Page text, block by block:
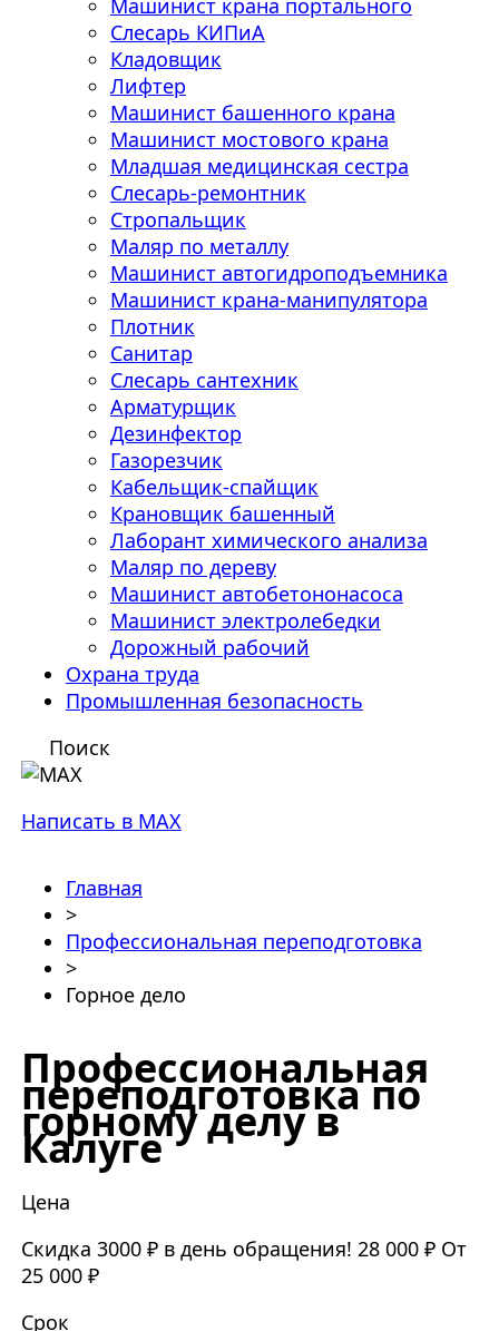
Машинист крана портального
Слесарь КИПиА
Кладовщик
Лифтер
Машинист башенного крана
Машинист мостового крана
Младшая медицинская сестра
Слесарь-ремонтник
Стропальщик
Маляр по металлу
Машинист автогидроподъемника
Машинист крана-манипулятора
Плотник
Санитар
Слесарь сантехник
Арматурщик
Дезинфектор
Газорезчик
Кабельщик-спайщик
Крановщик башенный
Лаборант химического анализа
Маляр по дереву
Машинист автобетононасоса
Машинист электролебедки
Дорожный рабочий
Охрана труда
Промышленная безопасность
Поиск
Написать в MAX
Главная
>
Профессиональная переподготовка
>
Горное дело
Профессиональная
переподготовка по
горному делу в
Калуге
Цена
Скидка 3000 ₽ в день обращения! 28 000 ₽ От
25 000 ₽
Срок